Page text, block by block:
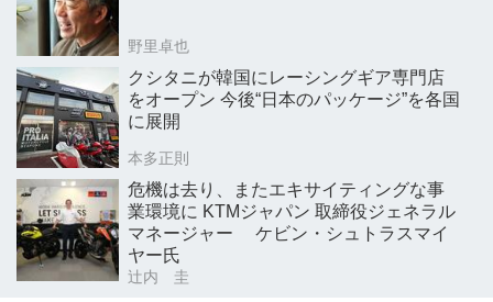
野里卓也
クシタニが韓国にレーシングギア専門店
をオープン 今後“日本のパッケージ”を各国
に展開
本多正則
危機は去り、またエキサイティングな事
業環境に KTMジャパン 取締役ジェネラル
マネージャー ケビン・シュトラスマイ
ヤー氏
辻内 圭